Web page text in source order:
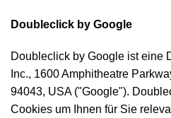
Doubleclick by Google
Doubleclick by Google ist eine
Inc., 1600 Amphitheatre
94043, USA ("Google").
Cookies um Ihnen für Sie